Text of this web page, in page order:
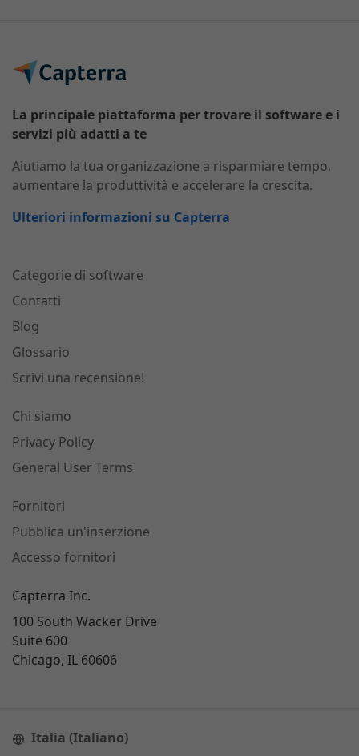
La principale piattaforma per trovare il software e i
servizi più adatti a te
Aiutiamo la tua organizzazione a risparmiare tempo,
aumentare la produttività e accelerare la crescita.
Ulteriori informazioni su Capterra
Categorie di software
Contatti
Blog
Glossario
Scrivi una recensione!
Chi siamo
Privacy Policy
General User Terms
Fornitori
Pubblica un'inserzione
Accesso fornitori
Capterra Inc.
100 South Wacker Drive
Suite 600
Chicago, IL 60606
Italia (Italiano)